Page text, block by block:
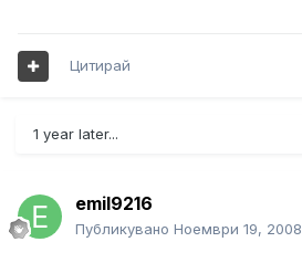
Цитирай
1 year later...
emil9216
Публикувано Ноември 19, 2008